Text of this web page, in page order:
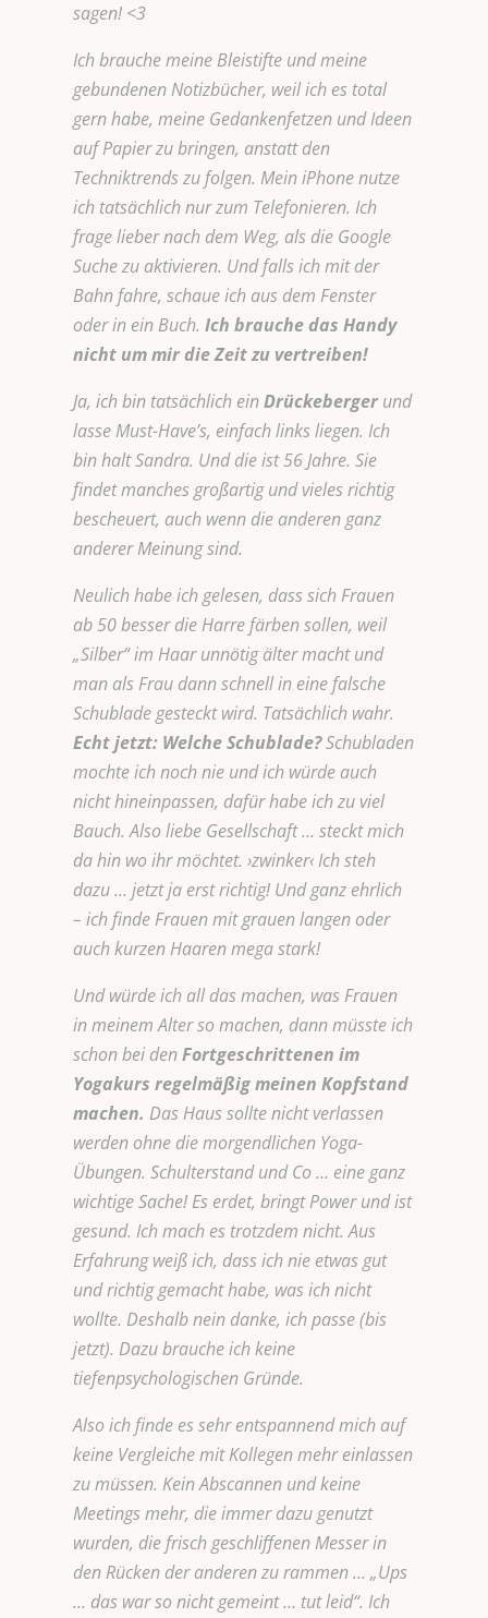
sagen! <3
Ich brauche meine Bleistifte und meine
gebundenen Notizbücher, weil ich es total
gern habe, meine Gedankenfetzen und Ideen
auf Papier zu bringen, anstatt den
Techniktrends zu folgen. Mein iPhone nutze
ich tatsächlich nur zum Telefonieren. Ich
frage lieber nach dem Weg, als die Google
Suche zu aktivieren. Und falls ich mit der
Bahn fahre, schaue ich aus dem Fenster
oder in ein Buch. Ich brauche das Handy
nicht um mir die Zeit zu vertreiben!
Ja, ich bin tatsächlich einDrückeberger und
lasse Must-Have’s, einfach links liegen. Ich
bin halt Sandra. Und die ist 56 Jahre. Sie
findet manches großartig und vieles richtig
bescheuert, auch wenn die anderen ganz
anderer Meinung sind.
Neulich habe ich gelesen, dass sich Frauen
ab 50 besser die Harre färben sollen, weil
„Silber“ im Haar unnötig älter macht und
man als Frau dann schnell in eine falsche
Schublade gesteckt wird. Tatsächlich wahr.
Echt jetzt: Welche Schublade?Schubladen
mochte ich noch nie und ich würde auch
nicht hineinpassen, dafür habe ich zu viel
Bauch. Also liebe Gesellschaft … steckt mich
da hin wo ihr möchtet. ›zwinker‹ Ich steh
dazu … jetzt ja erst richtig! Und ganz ehrlich
– ich finde Frauen mit grauen langen oder
auch kurzen Haaren mega stark!
Und würde ich all das machen, was Frauen
in meinem Alter so machen, dann müsste ich
schon bei denFortgeschrittenen im
Yogakurs regelmäßig meinen Kopfstand
machen. Das Haus sollte nicht verlassen
werden ohne die morgendlichen Yoga-
Übungen. Schulterstand und Co … eine ganz
wichtige Sache! Es erdet, bringt Power und ist
gesund. Ich mach es trotzdem nicht. Aus
Erfahrung weiß ich, dass ich nie etwas gut
und richtig gemacht habe, was ich nicht
wollte. Deshalb nein danke, ich passe (bis
jetzt). Dazu brauche ich keine
tiefenpsychologischen Gründe.
Also ich finde es sehr entspannend mich auf
keine Vergleiche mit Kollegen mehr einlassen
zu müssen. Kein Abscannen und keine
Meetings mehr, die immer dazu genutzt
wurden, die frisch geschliffenen Messer in
den Rücken der anderen zu rammen … „Ups
… das war so nicht gemeint … tut leid“. Ich